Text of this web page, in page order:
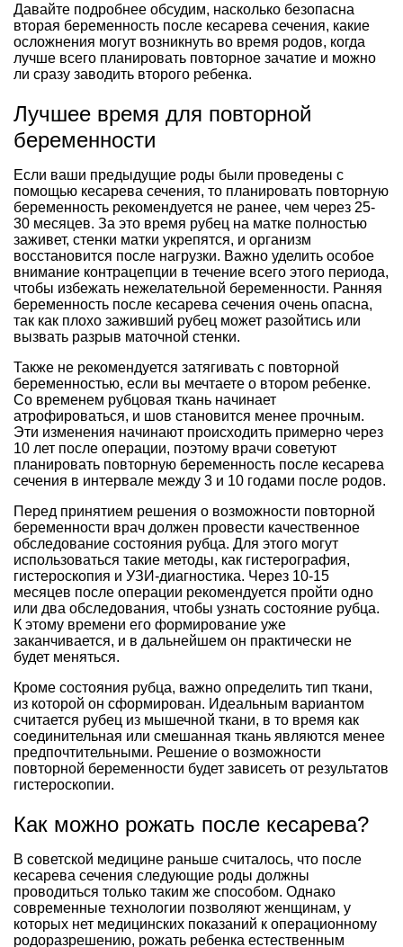
Давайте подробнее обсудим, насколько безопасна
вторая беременность после кесарева сечения, какие
осложнения могут возникнуть во время родов, когда
лучше всего планировать повторное зачатие и можно
ли сразу заводить второго ребенка.
Лучшее время для повторной
беременности
Если ваши предыдущие роды были проведены с
помощью кесарева сечения, то планировать повторную
беременность рекомендуется не ранее, чем через 25-
30 месяцев. За это время рубец на матке полностью
заживет, стенки матки укрепятся, и организм
восстановится после нагрузки. Важно уделить особое
внимание контрацепции в течение всего этого периода,
чтобы избежать нежелательной беременности. Ранняя
беременность после кесарева сечения очень опасна,
так как плохо заживший рубец может разойтись или
вызвать разрыв маточной стенки.
Также не рекомендуется затягивать с повторной
беременностью, если вы мечтаете о втором ребенке.
Со временем рубцовая ткань начинает
атрофироваться, и шов становится менее прочным.
Эти изменения начинают происходить примерно через
10 лет после операции, поэтому врачи советуют
планировать повторную беременность после кесарева
сечения в интервале между 3 и 10 годами после родов.
Перед принятием решения о возможности повторной
беременности врач должен провести качественное
обследование состояния рубца. Для этого могут
использоваться такие методы, как гистерография,
гистероскопия и УЗИ-диагностика. Через 10-15
месяцев после операции рекомендуется пройти одно
или два обследования, чтобы узнать состояние рубца.
К этому времени его формирование уже
заканчивается, и в дальнейшем он практически не
будет меняться.
Кроме состояния рубца, важно определить тип ткани,
из которой он сформирован. Идеальным вариантом
считается рубец из мышечной ткани, в то время как
соединительная или смешанная ткань являются менее
предпочтительными. Решение о возможности
повторной беременности будет зависеть от результатов
гистероскопии.
Как можно рожать после кесарева?
В советской медицине раньше считалось, что после
кесарева сечения следующие роды должны
проводиться только таким же способом. Однако
современные технологии позволяют женщинам, у
которых нет медицинских показаний к операционному
родоразрешению, рожать ребенка естественным